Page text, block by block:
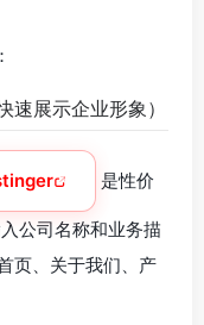
展示企业形象）
是性价
公司名称和业务描
页、关于我们、产